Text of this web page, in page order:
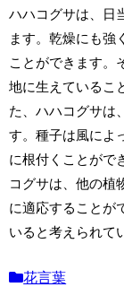
ハハコグサは、日
ます。乾燥にも強
ことができます。
地に生えているこ
た、ハハコグサは
す。種子は風によ
に根付くことがで
コグサは、他の植
に適応することが
いると考えられて
花言葉